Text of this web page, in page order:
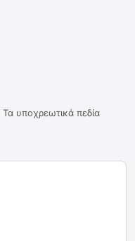
Τα υποχρεωτικά πεδία